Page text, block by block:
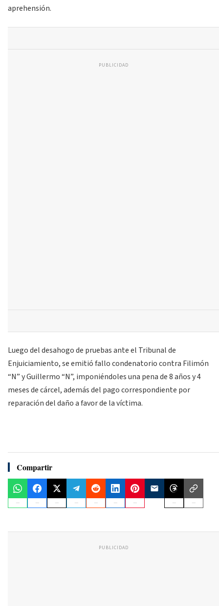
aprehensión.
PUBLICIDAD
Luego del desahogo de pruebas ante el Tribunal de
Enjuiciamiento, se emitió fallo condenatorio contra Filimón
“N” y Guillermo “N”, imponiéndoles una pena de 8 años y 4
meses de cárcel, además del pago correspondiente por
reparación del daño a favor de la víctima.
Compartir
PUBLICIDAD